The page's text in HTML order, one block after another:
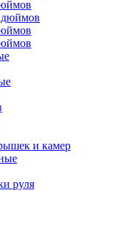
и камер
руля